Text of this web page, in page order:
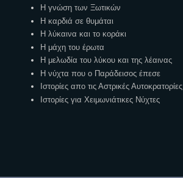
Η γνώση των Ξωτικών
Η καρδιά σε θυμάται
Η λύκαινα και το κοράκι
Η μάχη του έρωτα
Η μελωδία του λύκου και της λέαινας
Η νύχτα που ο Παράδεισος έπεσε
Ιστορίες απο τις Αστρικές Αυτοκρατορίες
Ιστορίες για Χειμωνιάτικες Νύχτες